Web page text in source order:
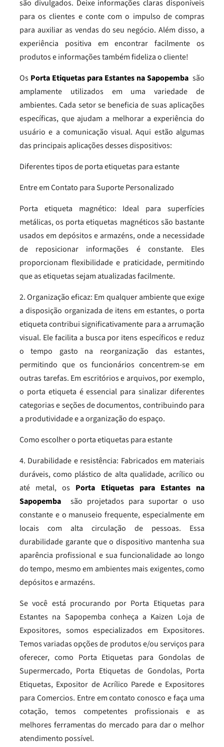
são divulgados. Deixe informações claras disponíveis
para os clientes e conte com o impulso de compras
para auxiliar as vendas do seu negócio. Além disso, a
experiência positiva em encontrar facilmente os
produtos e informações também fideliza o cliente!
Os Porta Etiquetas para Estantes na Sapopemba são
amplamente utilizados em uma variedade de
ambientes. Cada setor se beneficia de suas aplicações
específicas, que ajudam a melhorar a experiência do
usuário e a comunicação visual. Aqui estão algumas
das principais aplicações desses dispositivos:
Diferentes tipos de porta etiquetas para estante
Entre em Contato para Suporte Personalizado
Porta etiqueta magnético: Ideal para superfícies
metálicas, os porta etiquetas magnéticos são bastante
usados em depósitos e armazéns, onde a necessidade
de reposicionar informações é constante. Eles
proporcionam flexibilidade e praticidade, permitindo
que as etiquetas sejam atualizadas facilmente.
2. Organização eficaz: Em qualquer ambiente que exige
a disposição organizada de itens em estantes, o porta
etiqueta contribui significativamente para a arrumação
visual. Ele facilita a busca por itens específicos e reduz
o tempo gasto na reorganização das estantes,
permitindo que os funcionários concentrem-se em
outras tarefas. Em escritórios e arquivos, por exemplo,
o porta etiqueta é essencial para sinalizar diferentes
categorias e seções de documentos, contribuindo para
a produtividade e a organização do espaço.
Como escolher o porta etiquetas para estante
4. Durabilidade e resistência: Fabricados em materiais
duráveis, como plástico de alta qualidade, acrílico ou
até metal, os Porta Etiquetas para Estantes na
Sapopembasão projetados para suportar o uso
constante e o manuseio frequente, especialmente em
locais com alta circulação de pessoas. Essa
durabilidade garante que o dispositivo mantenha sua
aparência profissional e sua funcionalidade ao longo
do tempo, mesmo em ambientes mais exigentes, como
depósitos e armazéns.
Se você está procurando por Porta Etiquetas para
Estantes na Sapopemba conheça a Kaizen Loja de
Expositores, somos especializados em Expositores.
Temos variadas opções de produtos e/ou serviços para
oferecer, como Porta Etiquetas para Gondolas de
Supermercado, Porta Etiquetas de Gondolas, Porta
Etiquetas, Expositor de Acrílico Parede e Expositores
para Comercios. Entre em contato conosco e faça uma
cotação, temos competentes profissionais e as
melhores ferramentas do mercado para dar o melhor
atendimento possível.